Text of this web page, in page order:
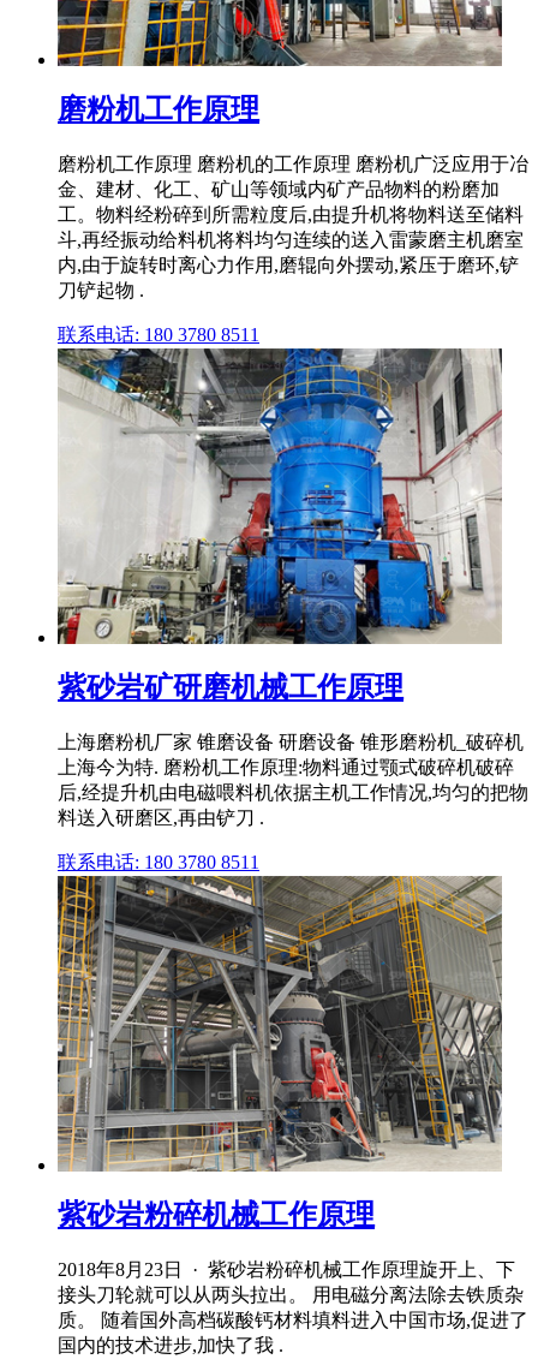
磨粉机工作原理
磨粉机工作原理 磨粉机的工作原理 磨粉机广泛应用于冶
金、建材、化工、矿山等领域内矿产品物料的粉磨加
工。物料经粉碎到所需粒度后,由提升机将物料送至储料
斗,再经振动给料机将料均匀连续的送入雷蒙磨主机磨室
内,由于旋转时离心力作用,磨辊向外摆动,紧压于磨环,铲
刀铲起物 .
联系电话: 180 3780 8511
紫砂岩矿研磨机械工作原理
上海磨粉机厂家 锥磨设备 研磨设备 锥形磨粉机_破碎机
上海今为特. 磨粉机工作原理:物料通过颚式破碎机破碎
后,经提升机由电磁喂料机依据主机工作情况,均匀的把物
料送入研磨区,再由铲刀 .
联系电话: 180 3780 8511
紫砂岩粉碎机械工作原理
2018年8月23日 · 紫砂岩粉碎机械工作原理旋开上、下
接头刀轮就可以从两头拉出。 用电磁分离法除去铁质杂
质。 随着国外高档碳酸钙材料填料进入中国市场,促进了
国内的技术进步,加快了我 .